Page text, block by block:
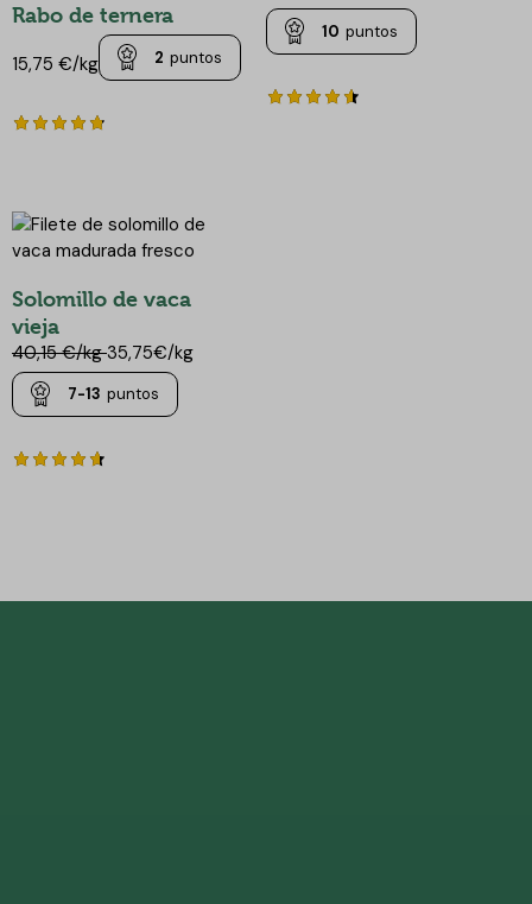
Rabo de ternera
15,75 €/kg 2 puntos
10 puntos
Solomillo de vaca
vieja
40,15 €/kg35,75€/kg
7-13 puntos